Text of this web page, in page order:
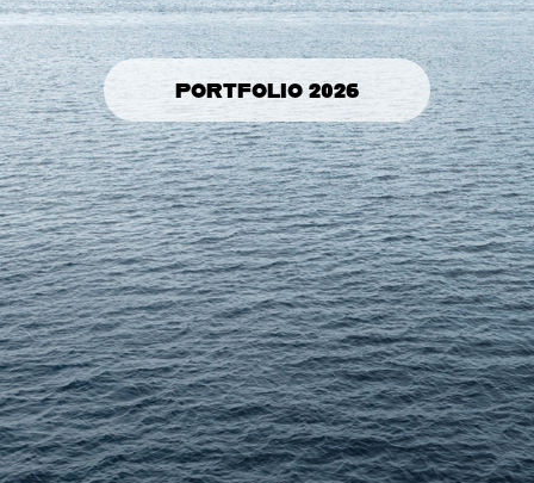
PORTFOLIO 2026